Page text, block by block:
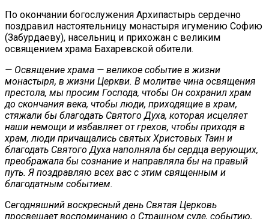
По окончании богослужения Архипастырь сердечно
поздравил настоятельницу монастыря игумению Софию
(Забурдаеву), насельниц и прихожан с великим
освящением храма Бахаревской обители.
— Освящение храма — великое событие в жизни
монастыря, в жизни Церкви. В молитве чина освящения
престола, мы просим Господа, чтобы Он сохранил храм
до скончания века, чтобы люди, приходящие в храм,
стяжали бы благодать Святого Духа, которая исцеляет
наши немощи и избавляет от грехов, чтобы приходя в
храм, люди причащались святых Христовых Таин и
благодать Святого Духа наполняла бы сердца верующих,
преображала бы сознание и направляла бы на правый
путь. Я поздравляю всех вас с этим священным и
благодатным событием.
Сегодняшний воскресный день Святая Церковь
просвещает воспоминанию о Страшном суде, событию,